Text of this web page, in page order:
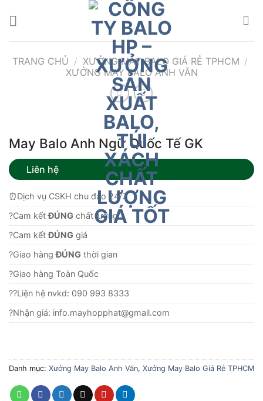
TRANG CHỦ / XƯỞNG MAY BALO GIÁ RẺ TPHCM /
XƯỞNG MAY BALO ANH VĂN
May Balo Anh Ngữ Quốc Tế GK
Liên hệ
⏰Dịch vụ CSKH chu đáo 24/7
?Cam kếtĐÚNG chất lượng.
?Cam kếtĐÚNG giá
?Giao hàngĐÚNG thời gian
?Giao hàng Toàn Quốc
??Liện hệ nvkd: 090 993 8333
?Nhận giá: info.mayhopphat@gmail.com
Danh mục: Xưởng May Balo Anh Văn, Xưởng May Balo Giá Rẻ TPHCM